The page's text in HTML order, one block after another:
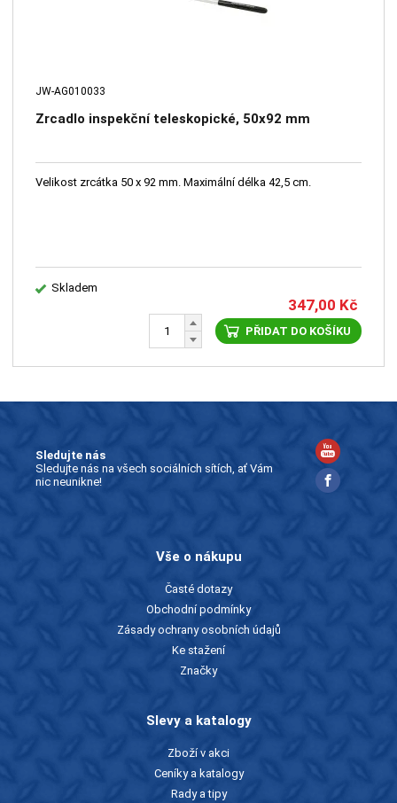
JW-AG010033
Zrcadlo inspekční teleskopické, 50x92 mm
Velikost zrcátka 50 x 92 mm. Maximální délka 42,5 cm.
Skladem
347,00 Kč
PŘIDAT DO KOŠÍKU
Sledujte nás
Sledujte nás na všech sociálních sítích, ať Vám
nic neunikne!
Vše o nákupu
Časté dotazy
Obchodní podmínky
Zásady ochrany osobních údajů
Ke stažení
Značky
Slevy a katalogy
Zboží v akci
Ceníky a katalogy
Rady a tipy